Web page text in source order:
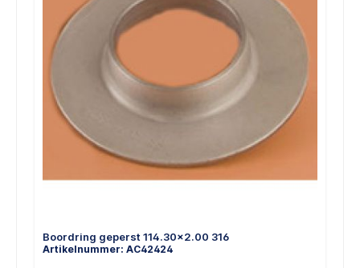
Boordring geperst 114.30x2.00 316
Artikelnummer: AC42424